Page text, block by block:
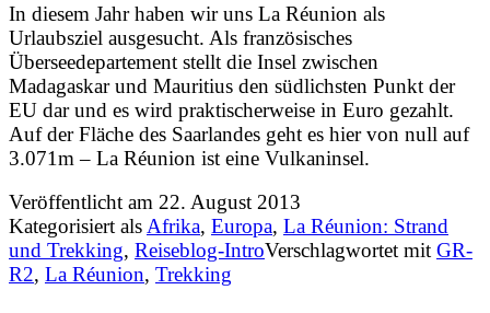
In diesem Jahr haben wir uns La Réunion als
Urlaubsziel ausgesucht. Als französisches
Überseedepartement stellt die Insel zwischen
Madagaskar und Mauritius den südlichsten Punkt der
EU dar und es wird praktischerweise in Euro gezahlt.
Auf der Fläche des Saarlandes geht es hier von null auf
3.071m – La Réunion ist eine Vulkaninsel.
Veröffentlicht am 22. August 2013
Kategorisiert alsAfrika, Europa, La Réunion: Strand
und Trekking, Reiseblog-IntroVerschlagwortet mit GR-
R2, La Réunion, Trekking